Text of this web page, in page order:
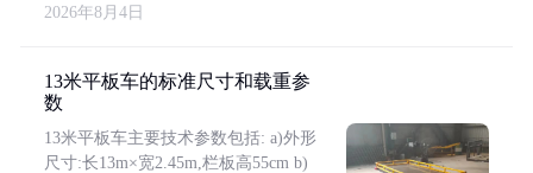
2026年8月4日
13米平板车的标准尺寸和载重参
数
13米平板车主要技术参数包括: a)外形
尺寸:长13m×宽2.45m,栏板高55cm b)